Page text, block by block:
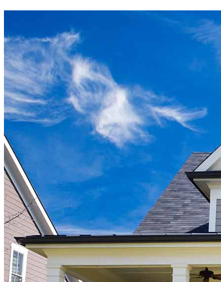
¿Listo para comenzar?
Dé el primer paso hacia el logro de sus metas financieras: ¡solicite
ahora para comenzar!
Solicitar ahora
Comprar una casa
Guía para la compra de una vivienda